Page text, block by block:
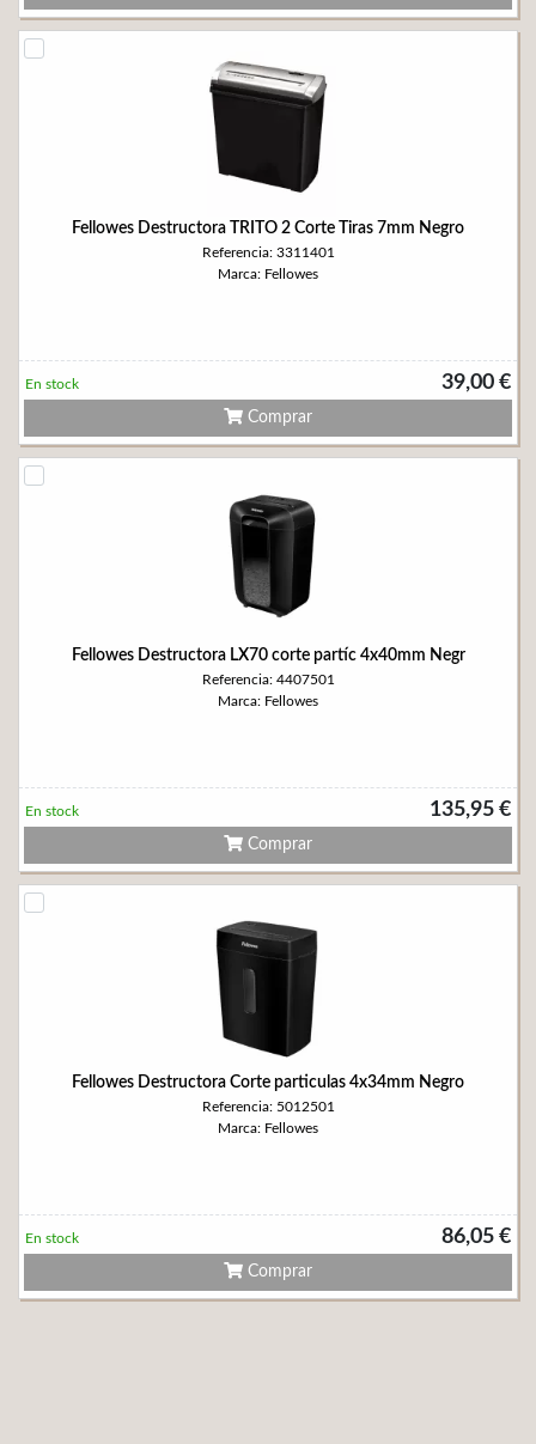
Fellowes Destructora TRITO 2 Corte Tiras 7mm Negro
Referencia: 3311401
Marca: Fellowes
39,00 €
En stock
Comprar
Fellowes Destructora LX70 corte partíc 4x40mm Negr
Referencia: 4407501
Marca: Fellowes
135,95 €
En stock
Comprar
Fellowes Destructora Corte particulas 4x34mm Negro
Referencia: 5012501
Marca: Fellowes
86,05 €
En stock
Comprar